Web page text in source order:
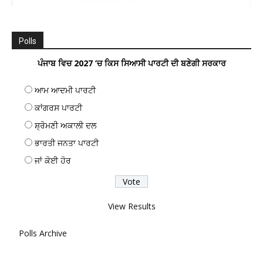
Polls
ਪੰਜਾਬ ਵਿਚ 2027 ’ਚ ਕਿਸ ਸਿਆਸੀ ਪਾਰਟੀ ਦੀ ਬਣੇਗੀ ਸਰਕਾਰ
ਆਮ ਆਦਮੀ ਪਾਰਟੀ
ਕਾਂਗਰਸ ਪਾਰਟੀ
ਸ਼੍ਰੋਮਣੀ ਅਕਾਲੀ ਦਲ
ਭਾਰਤੀ ਜਨਤਾ ਪਾਰਟੀ
ਜਾਂ ਕੋਈ ਹੋਰ
View Results
Polls Archive